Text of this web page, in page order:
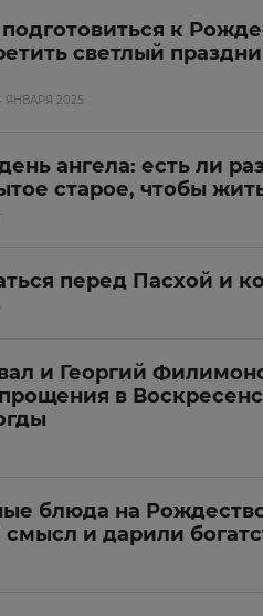
к
светлый
ЯНВАРЯ 2025
ангела: есть ли
старое, чтобы
перед Пасхой и
и Георгий
в
блюда на
и дарили